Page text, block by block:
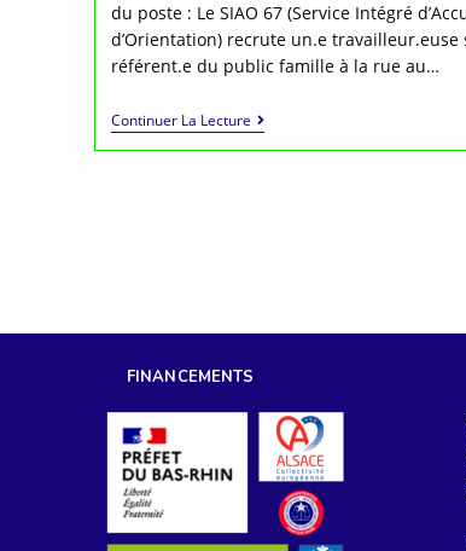
du poste : Le SIAO 67 (Service Intégré
d’Orientation) recrute un.e travailleur.euse
référent.e du public famille à la rue au…
Continuer La LectureOffre
À
FINANCEMENTS